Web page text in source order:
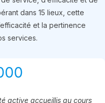
dans 15 lieux, cette
et la pertinence
services.
active accueillis au cours